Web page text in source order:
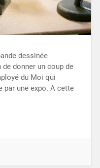
dessinée
de donner un coup de
du Moi qui
par une expo. A cette